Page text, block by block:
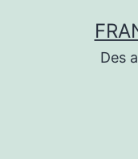
Des